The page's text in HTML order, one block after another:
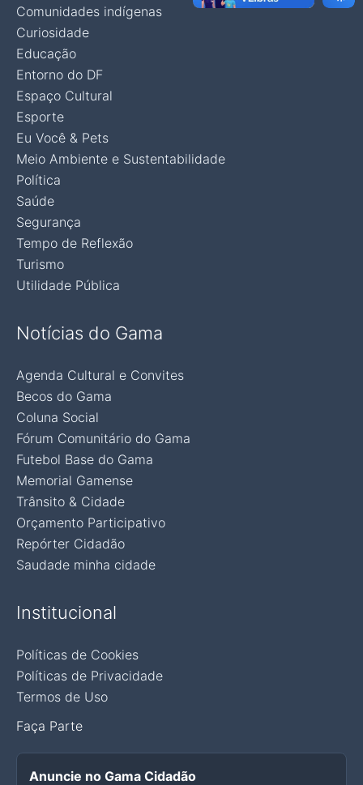
Comunidades indígenas
Curiosidade
Educação
Entorno do DF
Espaço Cultural
Esporte
Eu Você & Pets
Meio Ambiente e Sustentabilidade
Política
Saúde
Segurança
Tempo de Reflexão
Turismo
Utilidade Pública
Notícias do Gama
Agenda Cultural e Convites
Becos do Gama
Coluna Social
Fórum Comunitário do Gama
Futebol Base do Gama
Memorial Gamense
Trânsito & Cidade
Orçamento Participativo
Repórter Cidadão
Saudade minha cidade
Institucional
Políticas de Cookies
Políticas de Privacidade
Termos de Uso
Faça Parte
Anuncie no Gama Cidadão